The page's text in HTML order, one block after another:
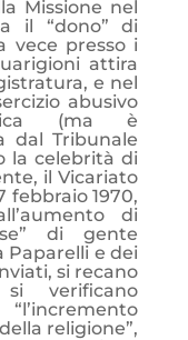
Missione nel
il “dono” di
vece presso i
attira
e nel
abusivo
(ma è
dal Tribunale
la celebrità di
il Vicariato
febbraio 1970,
di
di gente
Paparelli e dei
si recano
verificano
religione”,